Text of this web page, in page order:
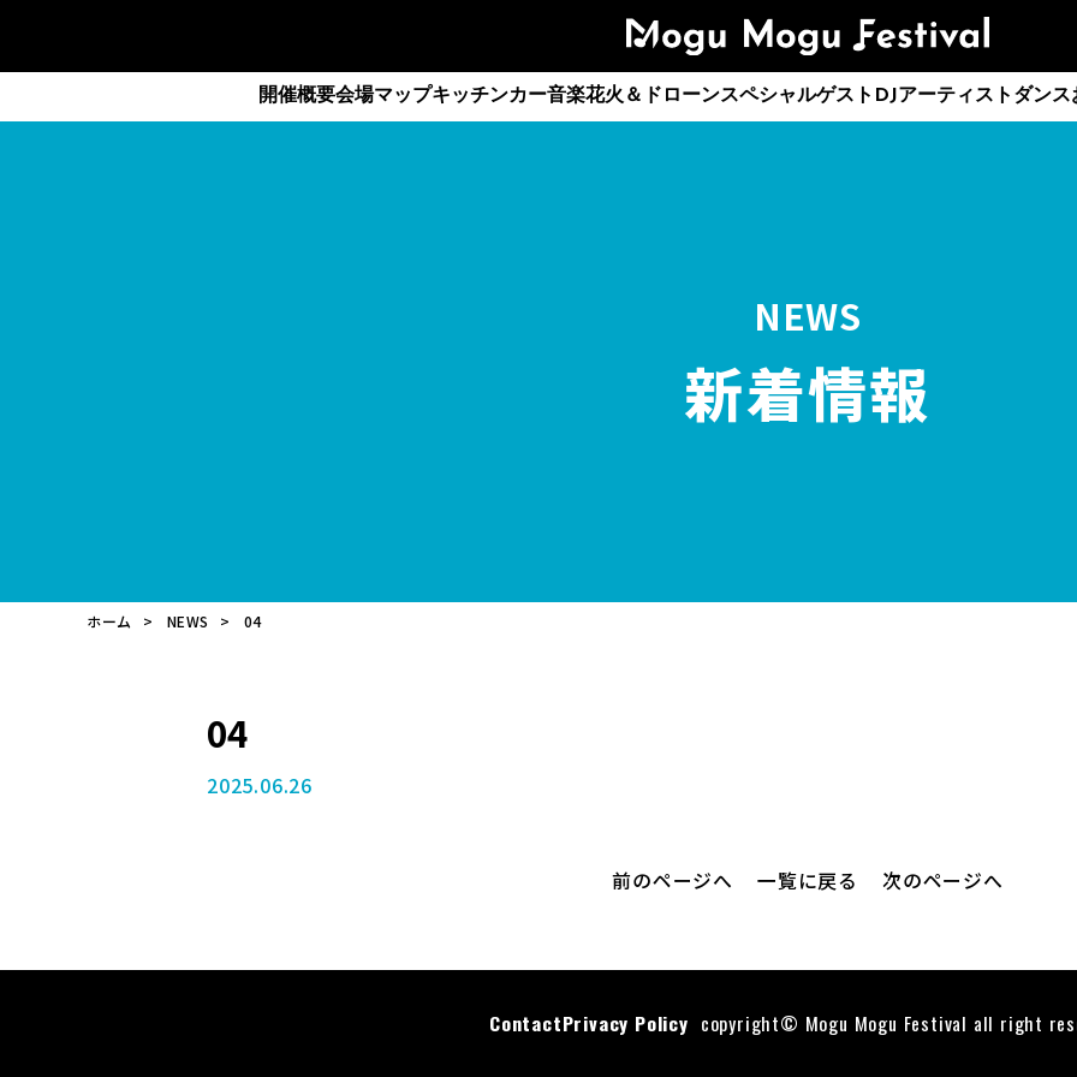
開催概要会場マップキッチンカー音楽花火＆ドローンスペシャルゲスト DJアーティスト ダンス
NEWS
新着情報
ホーム NEWS 04
04
2025.06.26
前のページへ 一覧に戻る 次のページへ
ContactPrivacy Policy copyright© Mogu Mogu Festival all right